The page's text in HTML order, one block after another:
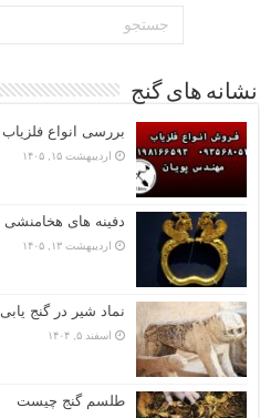
نشانه های گنج
بررسی انواع فلزیاب
اردیبهشت ۱۵, ۱۴۰۵
دفینه های هخامنشی
اردیبهشت ۱۳, ۱۴۰۵
نماد شیر در گنج یابی
اسفند ۵, ۱۴۰۴
طلسم گنج چیست